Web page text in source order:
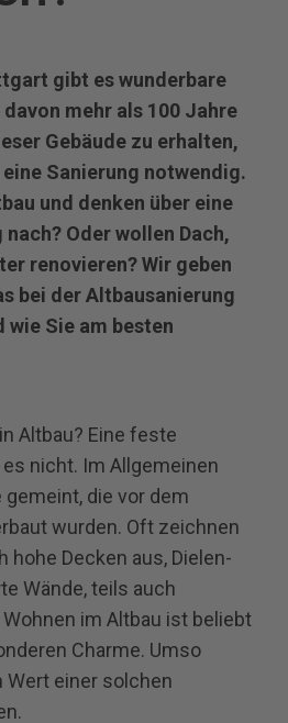
gibt es wunderbare
mehr als 100 Jahre
Gebäude zu erhalten,
Sanierung notwendig.
und denken über eine
Oder wollen Dach,
renovieren? Wir geben
bei der Altbausanierung
wie Sie am besten
Altbau? Eine feste
nicht. Im Allgemeinen
die vor dem
wurden. Oft zeichnen
hohe Decken aus, Dielen-
Wände, teils auch
im Altbau ist beliebt
Charme. Umso
einer solchen